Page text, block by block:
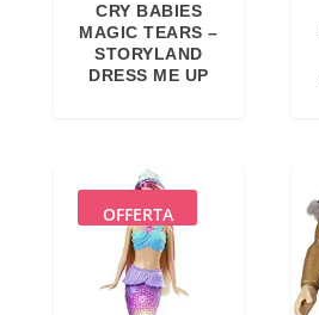
CRY BABIES
MAGIC TEARS –
STORYLAND
DRESS ME UP
OFFERTA